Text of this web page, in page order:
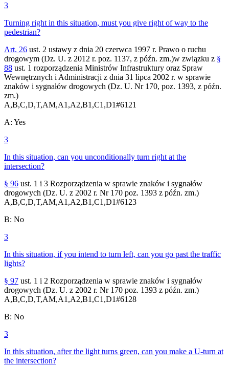
3
Turning right in this situation, must you give right of way to the
pedestrian?
Art. 26 ust. 2 ustawy z dnia 20 czerwca 1997 r. Prawo o ruchu
drogowym (Dz. U. z 2012 r. poz. 1137, z późn. zm.)w związku z §
88 ust. 1 rozporządzenia Ministrów Infrastruktury oraz Spraw
Wewnętrznych i Administracji z dnia 31 lipca 2002 r. w sprawie
znaków i sygnałów drogowych (Dz. U. Nr 170, poz. 1393, z późn.
zm.)
A,B,C,D,T,AM,A1,A2,B1,C1,D1#6121
A: Yes
3
In this situation, can you unconditionally turn right at the
intersection?
§ 96 ust. 1 i 3 Rozporządzenia w sprawie znaków i sygnałów
drogowych (Dz. U. z 2002 r. Nr 170 poz. 1393 z późn. zm.)
A,B,C,D,T,AM,A1,A2,B1,C1,D1#6123
B: No
3
In this situation, if you intend to turn left, can you go past the traffic
lights?
§ 97 ust. 1 i 2 Rozporządzenia w sprawie znaków i sygnałów
drogowych (Dz. U. z 2002 r. Nr 170 poz. 1393 z późn. zm.)
A,B,C,D,T,AM,A1,A2,B1,C1,D1#6128
B: No
3
In this situation, after the light turns green, can you make a U-turn at
the intersection?